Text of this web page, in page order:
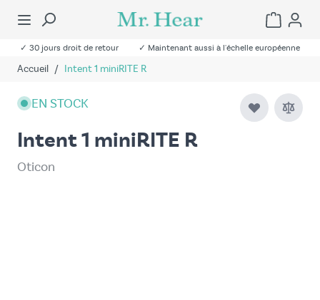
✓ 30 jours droit de retour ✓ Maintenant aussi à l'échelle européenne
Accueil / Intent 1 miniRITE R
Intent 1 miniRITE R
Oticon
EN STOCK